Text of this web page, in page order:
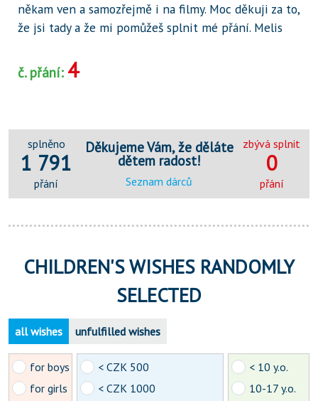
někam ven a samozřejmě i na filmy. Moc děkuji za to,
že jsi tady a že mi pomůžeš splnit mé přání. Melis
č. přání: 4
splněno
1 791
přání
Děkujeme Vám, že děláte
dětem radost!
Seznam dárců
zbývá splnit
0
přání
CHILDREN'S WISHES RANDOMLY
SELECTED
all wishes unfulfilled wishes
for boys
for girls
< CZK 500
< CZK 1000
< 10 y.o.
10-17 y.o.